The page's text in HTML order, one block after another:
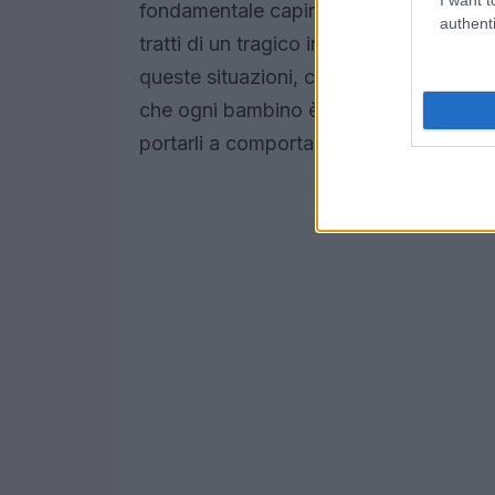
fondamentale capire se ci siano state
tratti di un tragico incidente causato
queste situazioni, cadere nella
che ogni bambino è un esploratore
portarli a comportamenti imprevedibili.